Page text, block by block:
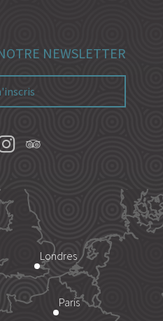
NEWSLETTER
Londres
Paris